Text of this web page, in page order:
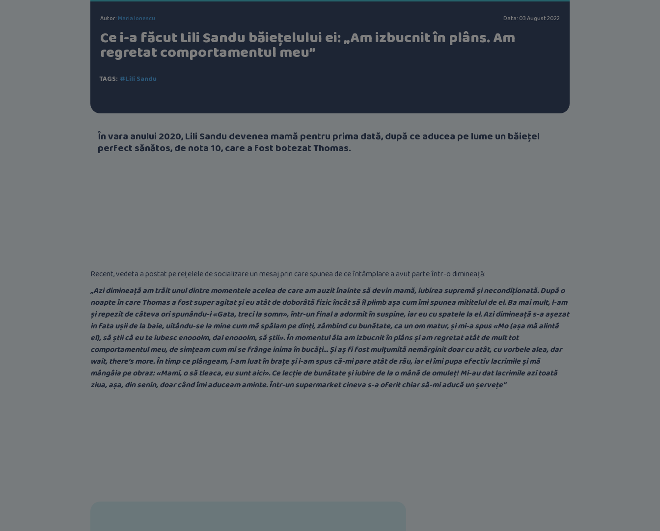
Autor: Maria Ionescu Data: 03 August 2022
Ce i-a făcut Lili Sandu băiețelului ei: „Am izbucnit în plâns. Am
regretat comportamentul meu”
TAGS: #Lili Sandu
În vara anului 2020, Lili Sandu devenea mamă pentru prima dată, după ce aducea pe lume un băiețel
perfect sănătos, de nota 10, care a fost botezat Thomas.
Recent, vedeta a postat pe rețelele de socializare un mesaj prin care spunea de ce întâmplare a avut parte într-o dimineață:
„Azi dimineață am trăit unul dintre momentele acelea de care am auzit înainte să devin mamă, iubirea supremă și necondiționată. După o
noapte în care Thomas a fost super agitat și eu atât de doborâtă fizic încât să îl plimb așa cum îmi spunea mititelul de el. Ba mai mult, l-am
și repezit de câteva ori spunându-i «Gata, treci la somn», într-un final a adormit în suspine, iar eu cu spatele la el. Azi dimineață s-a așezat
in fata ușii de la baie, uitându-se la mine cum mă spălam pe dinți, zâmbind cu bunătate, ca un om matur, și mi-a spus «Mo (așa mă alintă
el), să știi că eu te iubesc enooolm, dal enooolm, să știi». În momentul ăla am izbucnit în plâns și am regretat atât de mult tot
comportamentul meu, de simțeam cum mi se frânge inima în bucăți… Și aș fi fost mulțumită nemărginit doar cu atât, cu vorbele alea, dar
wait, there’s more. În timp ce plângeam, l-am luat în brațe și i-am spus că-mi pare atât de rău, iar el îmi pupa efectiv lacrimile și mă
mângâia pe obraz: «Mami, o să tleaca, eu sunt aici». Ce lecție de bunătate și iubire de la o mână de omuleț! Mi-au dat lacrimile azi toată
ziua, așa, din senin, doar când îmi aduceam aminte. Într-un supermarket cineva s-a oferit chiar să-mi aducă un șervețe”